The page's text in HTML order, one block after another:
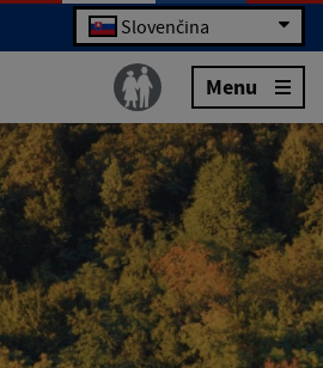
Slovenčina
Menu